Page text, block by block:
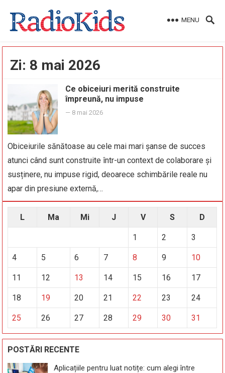
MENU
Zi: 8 mai 2026
Ce obiceiuri merită construite
împreună, nu impuse
— 8 mai 2026
Obiceiurile sănătoase au cele mai mari șanse de succes
atunci când sunt construite într-un context de colaborare și
susținere, nu impuse rigid, deoarece schimbările reale nu
apar din presiune externă,…
L Ma Mi J V S D
1 2 3
4 5 6 7 8 9 10
11 12 13 14 15 16 17
18 19 20 21 22 23 24
25 26 27 28 29 30 31
POSTĂRI RECENTE
Aplicațiile pentru luat notițe: cum alegi între